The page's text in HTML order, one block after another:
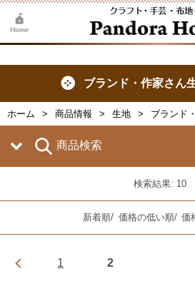
ブランド・作家さん
ホーム 商品情報 生地 ブランド
商品検索
検索結果: 10
新着順/ 価格の低い順/ 価
1 2